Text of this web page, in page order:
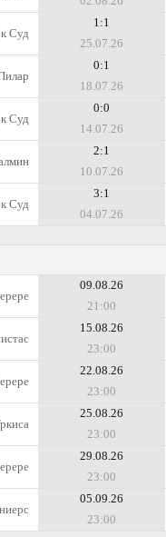
Суд
1:1
25.07.26
0:1
18.07.26
Суд
0:0
14.07.26
2:1
10.07.26
Суд
3:1
04.07.26
09.08.26
21:00
15.08.26
23:00
22.08.26
23:00
25.08.26
23:00
29.08.26
23:00
05.09.26
23:00